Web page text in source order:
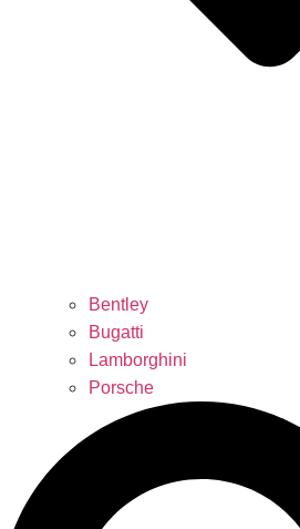
Bentley
Bugatti
Lamborghini
Porsche